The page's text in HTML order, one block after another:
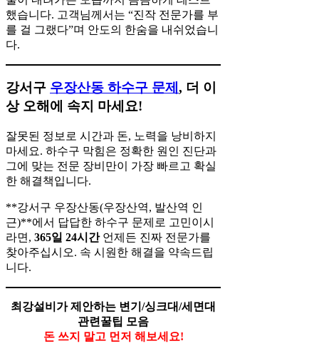
했습니다. 고객님께서는 “진작 전문가를 부
를 걸 그랬다”며 안도의 한숨을 내쉬었습니
다.
강서구 우장산동 하수구 문제 , 더 이
상 오해에 속지 마세요!
잘못된 정보로 시간과 돈, 노력을 낭비하지
마세요. 하수구 막힘은 정확한 원인 진단과
그에 맞는 전문 장비만이 가장 빠르고 확실
한 해결책입니다.
**강서구 우장산동(우장산역, 발산역 인
근)**에서 답답한 하수구 문제로 고민이시
라면, 365일 24시간언제든 진짜 전문가를
찾아주십시오. 속 시원한 해결을 약속드립
니다.
최강설비가 제안하는 변기/싱크대/세면대
관련꿀팁 모음
돈 쓰지 말고 먼저 해보세요!